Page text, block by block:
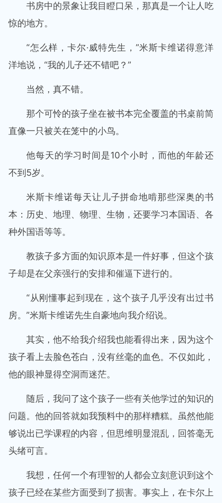
书房中的景象让我目瞪口呆，那真是一个让人吃
惊的地方。
“怎么样，卡尔·威特先生，”米斯卡维诺得意洋
洋地说，“我的儿子还不错吧？”
当然，真不错。
那个可怜的孩子坐在被书本完全覆盖的书桌前简
直像一只被关在笼中的小鸟。
他每天的学习时间是10个小时，而他的年龄还
不到5岁。
米斯卡维诺每天让儿子拼命地啃那些深奥的书
本：历史、地理、物理、生物，还要学习本国语、各
种外国语等等。
教孩子多方面的知识原本是一件好事，但这个孩
子却是在父亲强行的安排和催逼下进行的。
“从刚懂事起到现在，这个孩子几乎没有出过书
房。”米斯卡维诺先生自豪地向我介绍说。
其实，他不给我介绍我也能看得出来，因为这个
孩子看上去脸色苍白，没有丝毫的血色。不仅如此，
他的眼神显得空洞而迷茫。
随后，我问了这个孩子一些有关他学过的知识的
问题。他的回答就如我预料中的那样糟糕。虽然他能
够说出已学课程的内容，但思维明显混乱，回答毫无
头绪可言。
我想，任何一个有理智的人都会立刻意识到这个
孩子已经在某些方面受到了损害。事实上，在卡尔上